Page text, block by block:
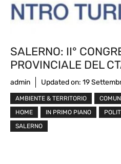
SALERNO: II°
PROVINCIALE DEL
admin Updated on: 19
AMBIENTE & TERRITORIO
HOME
IN PRIMO PIANO
SALERNO